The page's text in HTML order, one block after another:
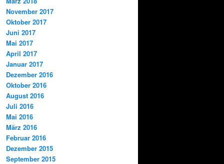
November 2017
Oktober 2017
Juni 2017
Mai 2017
April 2017
Januar 2017
Dezember 2016
Oktober 2016
August 2016
Juli 2016
Mai 2016
März 2016
Februar 2016
Dezember 2015
September 2015